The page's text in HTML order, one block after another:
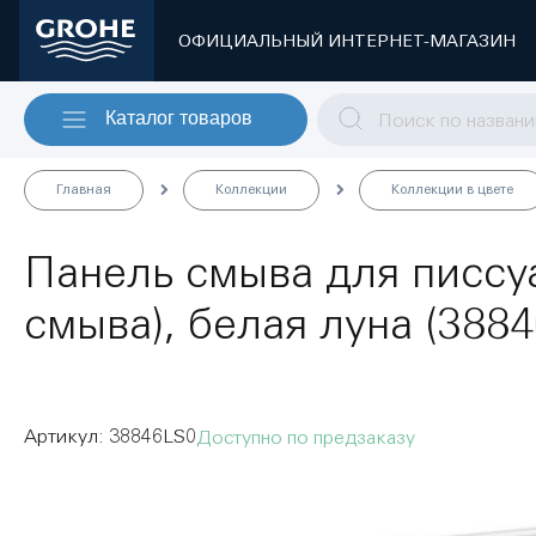
ОФИЦИАЛЬНЫЙ ИНТЕРНЕТ-МАГАЗИН
Каталог товаров
Главная Коллекции Коллекции в цвете
Панель смыва для
смыва), белая луна
Доступно по предзаказу
38846LS0